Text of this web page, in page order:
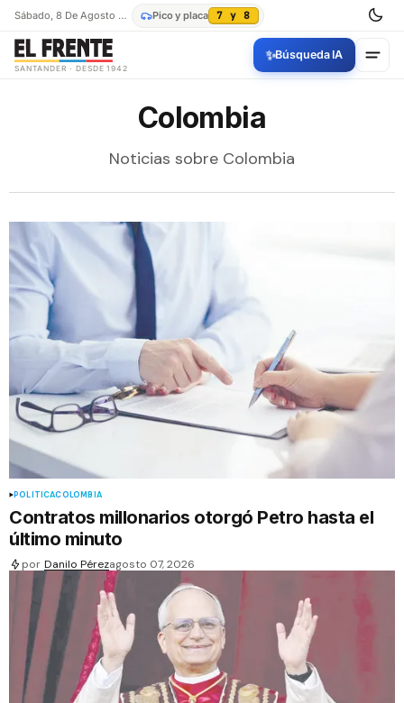
Sábado, 8 De Agosto De 2026 Pico y placa 7 y 8
SANTANDER · DESDE 1942
✨Búsqueda IA
Colombia
Noticias sobre Colombia
POLÍTICACOLOMBIA
Contratos millonarios otorgó Petro hasta el
último minuto
por Danilo Pérezagosto 07, 2026